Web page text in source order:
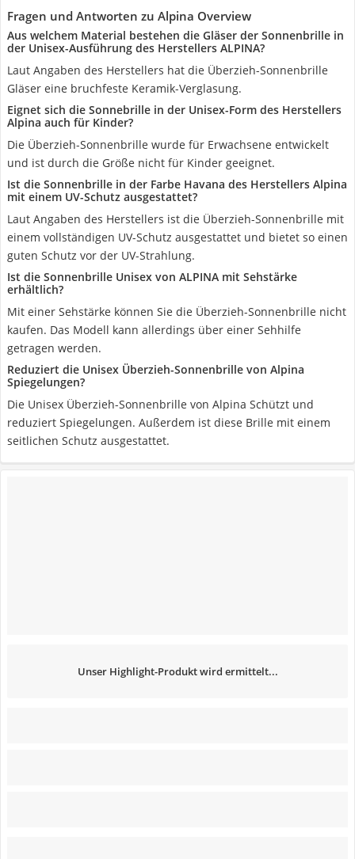
Fragen und Antworten zu Alpina Overview
Aus welchem Material bestehen die Gläser der Sonnenbrille in
der Unisex-Ausführung des Herstellers ALPINA?
Laut Angaben des Herstellers hat die Überzieh-Sonnenbrille
Gläser eine bruchfeste Keramik-Verglasung.
Eignet sich die Sonnebrille in der Unisex-Form des Herstellers
Alpina auch für Kinder?
Die Überzieh-Sonnenbrille wurde für Erwachsene entwickelt
und ist durch die Größe nicht für Kinder geeignet.
Ist die Sonnenbrille in der Farbe Havana des Herstellers Alpina
mit einem UV-Schutz ausgestattet?
Laut Angaben des Herstellers ist die Überzieh-Sonnenbrille mit
einem vollständigen UV-Schutz ausgestattet und bietet so einen
guten Schutz vor der UV-Strahlung.
Ist die Sonnenbrille Unisex von ALPINA mit Sehstärke
erhältlich?
Mit einer Sehstärke können Sie die Überzieh-Sonnenbrille nicht
kaufen. Das Modell kann allerdings über einer Sehhilfe
getragen werden.
Reduziert die Unisex Überzieh-Sonnenbrille von Alpina
Spiegelungen?
Die Unisex Überzieh-Sonnenbrille von Alpina Schützt und
reduziert Spiegelungen. Außerdem ist diese Brille mit einem
seitlichen Schutz ausgestattet.
Unser Highlight-Produkt wird ermittelt...